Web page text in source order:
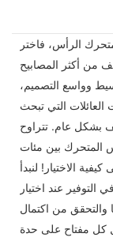
الرأس، فاختر
من أكثر المصابيح
وواسع التصميم،
التي تبحث
بشكل عام. تتراوح
المتحرك بين مئات
الاختيار! لنبدأ
التوفير عند اختيار
والتحقق من اكتمال
كل مفتاح على حدة